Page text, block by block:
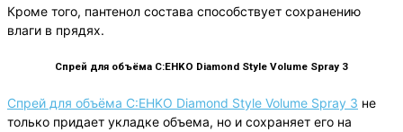
Кроме того, пантенол состава способствует сохранению
влаги в прядях.
Спрей для объёма C:EHKO Diamond Style Volume Spray 3
Спрей для объёма C:EHKO Diamond Style Volume Spray 3 не
только придает укладке объема, но и сохраняет его на